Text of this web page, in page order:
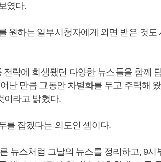
였다.
원하는 일부시청자에게 외면 받은 것도
략에 희생됐던 다양한 뉴스들을 함께
난 만큼 그동안 차별화를 두고 주력해
이라고 밝혔다.
를 잡겠다는 의도인 셈이다.
뉴스처럼 그날의 뉴스를 정리하고, 9시